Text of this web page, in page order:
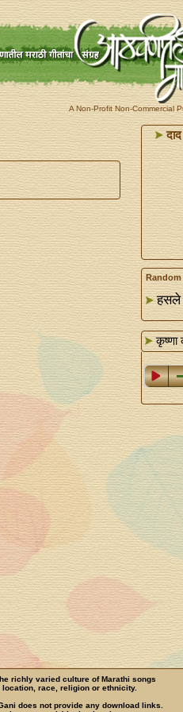
A Non-Profit Non-Commercial
दाद
हसले
कृष्णा
richly varied culture of Marathi songs
race, religion or ethnicity.
does not provide any download links.